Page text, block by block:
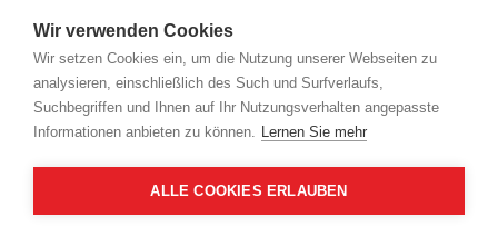
Wir verwenden Cookies
Wir setzen Cookies ein, um die Nutzung unserer Webseiten zu
analysieren, einschließlich des Such und Surfverlaufs,
Suchbegriffen und Ihnen auf Ihr Nutzungsverhalten angepasste
Informationen anbieten zu können. Lernen Sie mehr
ALLE COOKIES ERLAUBEN